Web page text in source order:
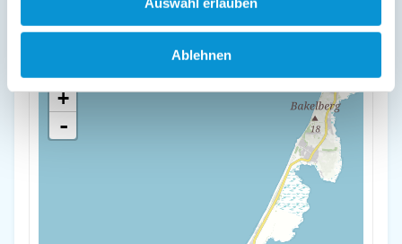
Ablehnen
Birkenallee 20
+
-